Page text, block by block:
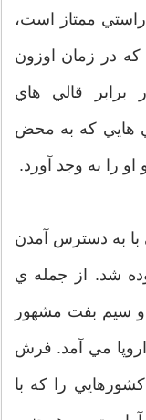
ممتاز است،
كه در زمان اوزون
برابر قالي هاي
هايي كه به محض
را به وجد آورد.
با به دسترس آمدن
شد. از جمله ي
و سيم بفت مشهور
اروپا مي آمد. فرش
را كه با